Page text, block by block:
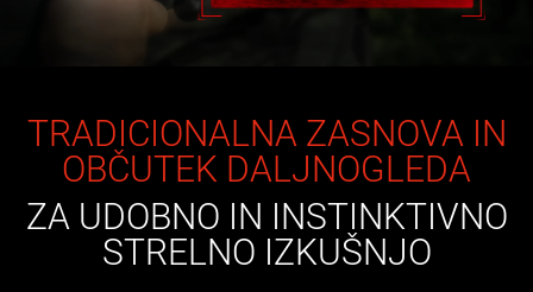
TRADICIONALNA ZASNOVA IN
OBČUTEK DALJNOGLEDA
ZA UDOBNO IN INSTINKTIVNO
STRELNO IZKUŠNJO